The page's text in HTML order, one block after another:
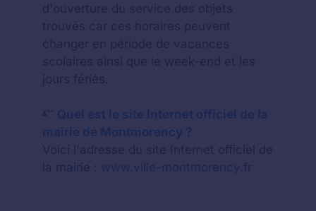
d'ouverture du service des objets
trouvés car ces horaires peuvent
changer en période de vacances
scolaires ainsi que le week-end et les
jours fériés.
Quel est le site Internet officiel de la
mairie de Montmorency ?
Voici l'adresse du site Internet officiel de
la mairie : www.ville-montmorency.fr